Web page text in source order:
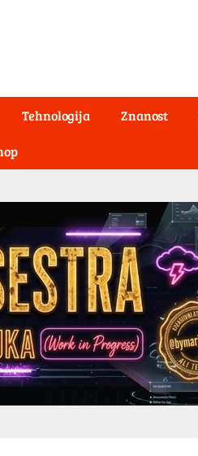
Tehnologija Znanost